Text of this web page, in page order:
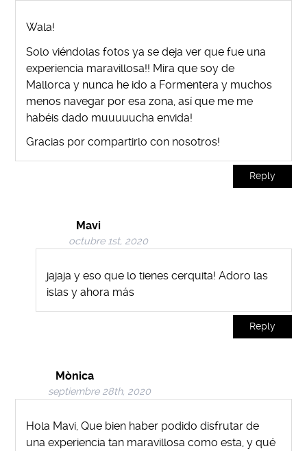
Wala!
Solo viéndolas fotos ya se deja ver que fue una
experiencia maravillosa!! Mira que soy de
Mallorca y nunca he ido a Formentera y muchos
menos navegar por esa zona, así que me me
habéis dado muuuuucha envida!
Gracias por compartirlo con nosotros!
Reply
Mavi
octubre 1st, 2020
jajaja y eso que lo tienes cerquita! Adoro las
islas y ahora más
Reply
Mònica
septiembre 28th, 2020
Hola Mavi, Que bien haber podido disfrutar de
una experiencia tan maravillosa como esta, y qué